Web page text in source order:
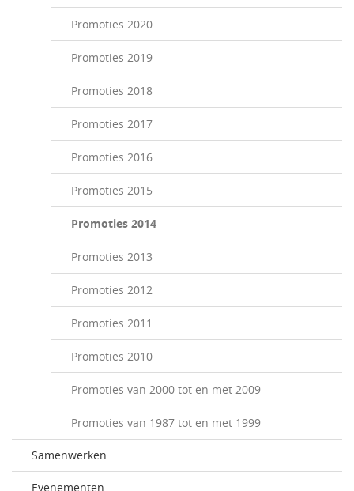
Promoties 2020
Promoties 2019
Promoties 2018
Promoties 2017
Promoties 2016
Promoties 2015
Promoties 2014
Promoties 2013
Promoties 2012
Promoties 2011
Promoties 2010
Promoties van 2000 tot en met 2009
Promoties van 1987 tot en met 1999
Samenwerken
Evenementen